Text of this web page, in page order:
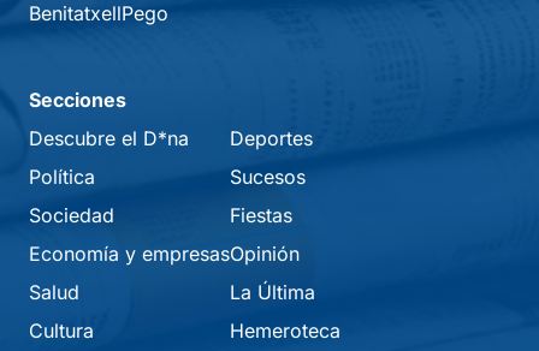
BenitatxellPego
Secciones
Descubre el D*na
Política
Sociedad
Economía y empresas
Salud
Cultura
Deportes
Sucesos
Fiestas
Opinión
La Última
Hemeroteca